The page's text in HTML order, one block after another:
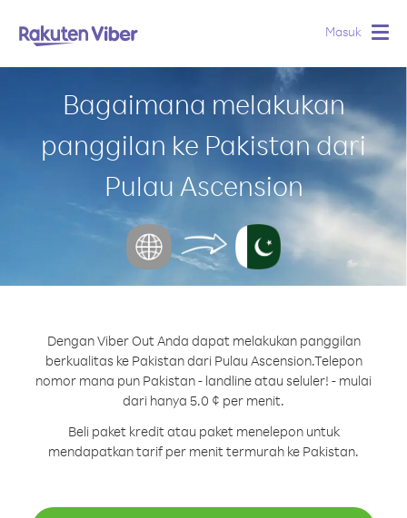
Masuk
Bagaimana melakukan
panggilan ke Pakistan dari
Pulau Ascension
Dengan Viber Out Anda dapat melakukan panggilan
berkualitas ke Pakistan dari Pulau Ascension.Telepon
nomor mana pun Pakistan - landline atau seluler! - mulai
dari hanya 5.0 ¢ per menit.
Beli paket kredit atau paket menelepon untuk
mendapatkan tarif per menit termurah ke Pakistan.